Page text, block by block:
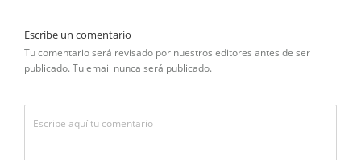
Escribe un comentario
Tu comentario será revisado por nuestros editores antes de ser
publicado. Tu email nunca será publicado.